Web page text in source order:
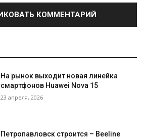
На рынок выходит новая линейка
смартфонов Huawei Nova 15
23 апреля, 2026
Петропавловск строится – Beeline